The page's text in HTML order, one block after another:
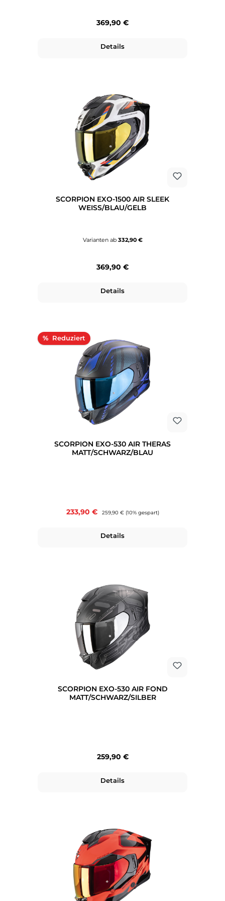
Regulärer Preis:
369,90 €
Details
SCORPION EXO-1500 AIR SLEEK
WEISS/BLAU/GELB
Varianten ab332,90 €
Regulärer Preis:
369,90 €
Details
% Rabatt
SCORPION EXO-530 AIR THERAS
MATT/SCHWARZ/BLAU
Verkaufspreis:
233,90 € Regulärer Preis:
259,90 € (10% gespart)
Details
SCORPION EXO-530 AIR FOND
MATT/SCHWARZ/SILBER
Regulärer Preis:
259,90 €
Details